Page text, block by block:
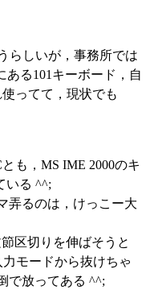
らしいが，事務所では
ある101キーボード，自
ってて，現状でも
も，MS IME 2000のキ
いる ^^;
弄るのは，けっこー大
区切りを伸ばそうと
モードから抜けちゃ
で放ってある ^^;